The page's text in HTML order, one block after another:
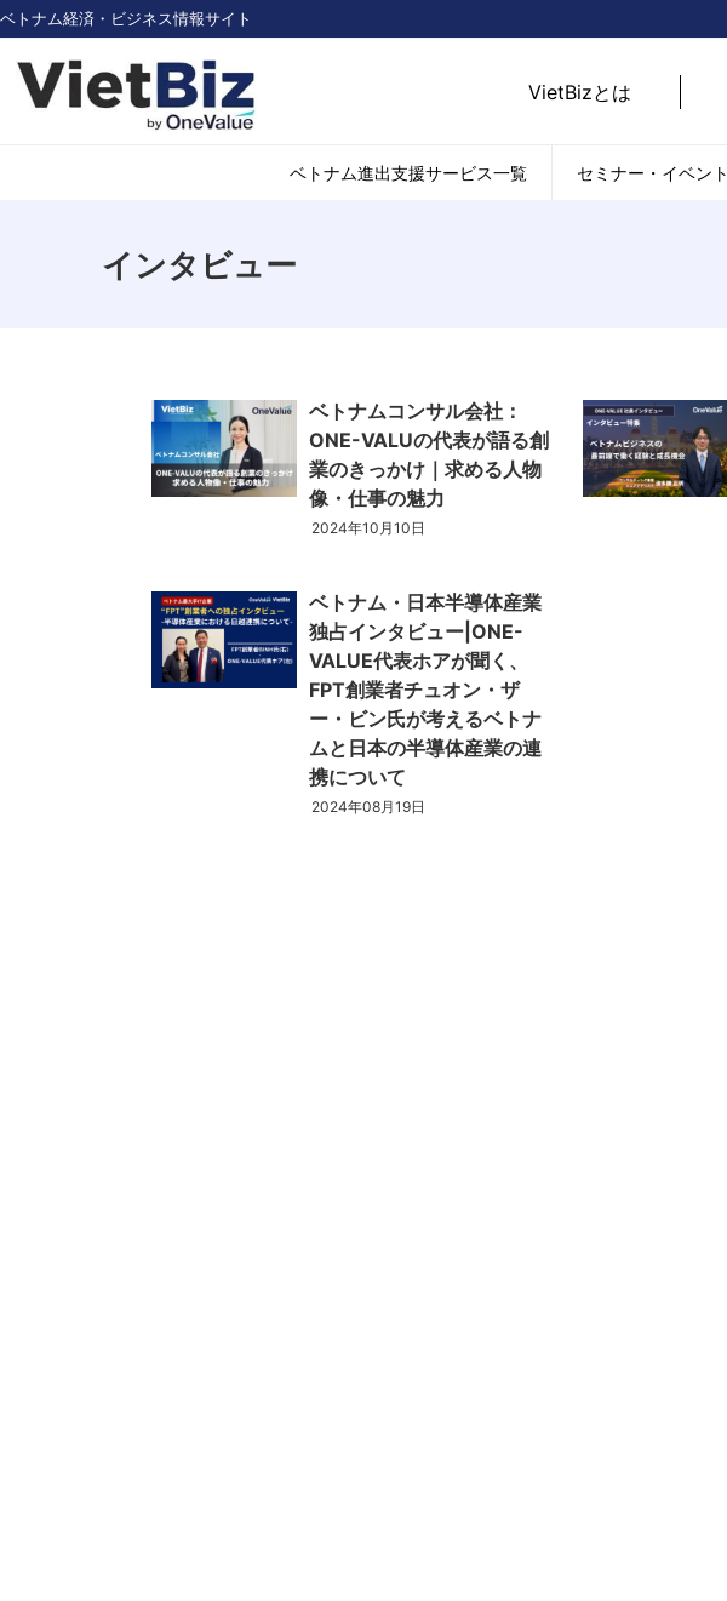
ベトナム経済・ビジネス情報サイト
VietBizとは
ベトナム進出支援サービス一覧 セミナー・イベント
不動産・建設
物流・倉庫
アパレル
加工食品
化学・素材
ベトナム進出
会社設立
外資規制
財務・会計
税制
インタビュー
ベトナムコンサル会社：
ONE-VALUの代表が語る創
業のきっかけ｜求める人物
像・仕事の魅力
2024年10月10日
ベトナム・日本半導体産業
独占インタビュー|ONE-
VALUE代表ホアが聞く、
FPT創業者チュオン・ザ
ー・ビン氏が考えるベトナ
ムと日本の半導体産業の連
携について
2024年08月19日